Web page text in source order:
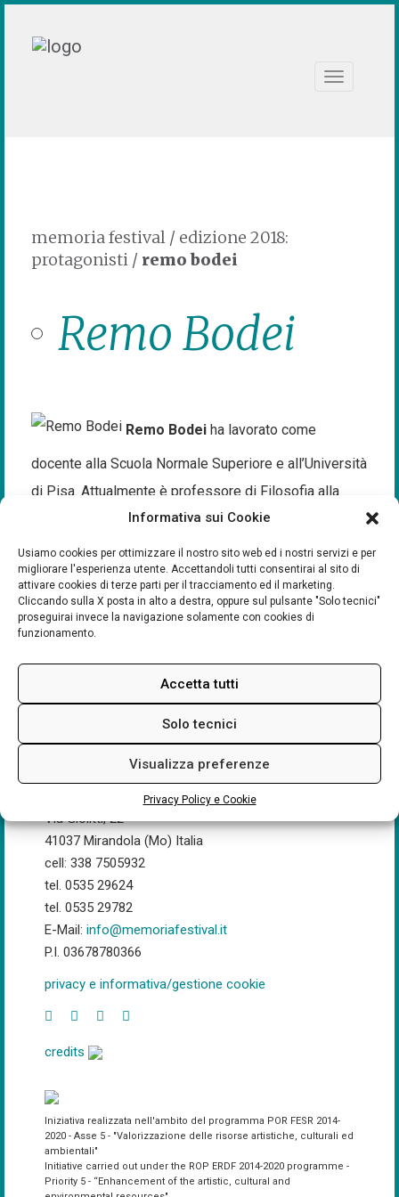
Informativa sui Cookie
Usiamo cookies per ottimizzare il nostro sito web ed i nostri servizi e per
migliorare l'esperienza utente. Accettandoli tutti consentirai al sito di
attivare cookies di terze parti per il tracciamento ed il marketing.
Cliccando sulla X posta in alto a destra, oppure sul pulsante "Solo tecnici"
proseguirai invece la navigazione solamente con cookies di
funzionamento.
Accetta tutti
Solo tecnici
Visualizza preferenze
Privacy Policy e Cookie
Toggle
memoria festival / edizione 2018:
protagonisti / remo bodei
Remo Bodei
Remo Bodei ha lavorato come
docente alla Scuola Normale Superiore e all’Università
di Pisa. Attualmente è professore di Filosofia alla
University of California, Los Angeles. Le sue opere
sono tradotte in varie lingue. Tra le più recenti:
Immaginare altre vite (Feltrinelli, 2013), Generazioni
(Laterza, 2014), La filosofia nel Novecento (e oltre)
(Feltrinelli, 2015), Limite (Il Mulino, 2016).
Via Giolitti, 22
41037 Mirandola (Mo) Italia
cell: 338 7505932
tel. 0535 29624
tel. 0535 29782
E-Mail: info@memoriafestival.it
P.I. 03678780366
privacy e informativa/gestione cookie
credits
Iniziativa realizzata nell'ambito del programma POR FESR 2014-
2020 - Asse 5 - "Valorizzazione delle risorse artistiche, culturali ed
ambientali"
Initiative carried out under the ROP ERDF 2014-2020 programme -
Priority 5 - “Enhancement of the artistic, cultural and